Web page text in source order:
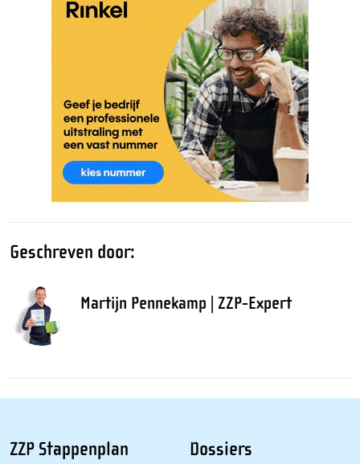
Geschreven door:
Martijn Pennekamp | ZZP-Expert
ZZP Stappenplan Dossiers